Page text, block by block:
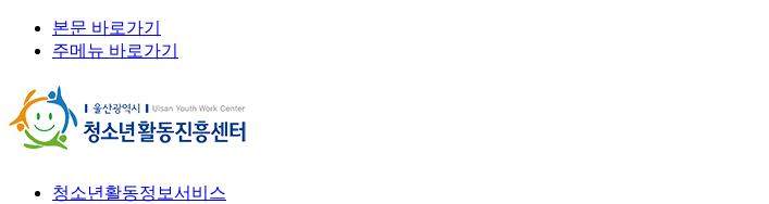
본문 바로가기
주메뉴 바로가기
청소년활동정보서비스